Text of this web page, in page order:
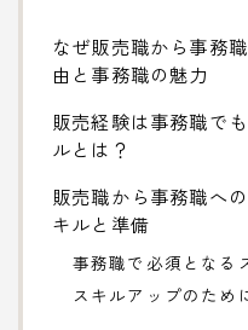
なぜ販売職から事務
由と事務職の魅力
販売経験は事務職で
ルとは？
販売職から事務職へ
キルと準備
事務職で必須となる
スキルアップのため